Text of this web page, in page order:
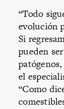
“Todo
evolución
Si
pueden
el
“Como